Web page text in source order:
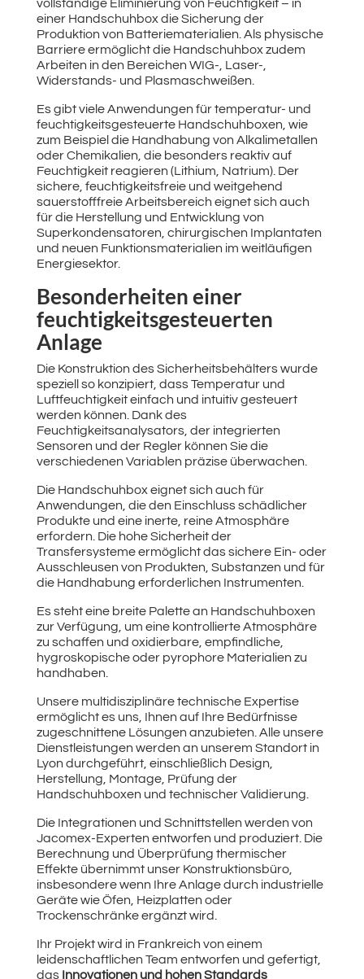
vollständige Eliminierung von Feuchtigkeit – in
einer Handschuhbox die Sicherung der
Produktion von Batteriematerialien. Als physische
Barriere ermöglicht die Handschuhbox zudem
Arbeiten in den Bereichen WIG-, Laser-,
Widerstands- und Plasmaschweißen.
Es gibt viele Anwendungen für temperatur- und
feuchtigkeitsgesteuerte Handschuhboxen, wie
zum Beispiel die Handhabung von Alkalimetallen
oder Chemikalien, die besonders reaktiv auf
Feuchtigkeit reagieren (Lithium, Natrium). Der
sichere, feuchtigkeitsfreie und weitgehend
sauerstofffreie Arbeitsbereich eignet sich auch
für die Herstellung und Entwicklung von
Superkondensatoren, chirurgischen Implantaten
und neuen Funktionsmaterialien im weitläufigen
Energiesektor.
Besonderheiten einer
feuchtigkeitsgesteuerten
Anlage
Die Konstruktion des Sicherheitsbehälters wurde
speziell so konzipiert, dass Temperatur und
Luftfeuchtigkeit einfach und intuitiv gesteuert
werden können. Dank des
Feuchtigkeitsanalysators, der integrierten
Sensoren und der Regler können Sie die
verschiedenen Variablen präzise überwachen.
Die Handschuhbox eignet sich auch für
Anwendungen, die den Einschluss schädlicher
Produkte und eine inerte, reine Atmosphäre
erfordern. Die hohe Sicherheit der
Transfersysteme ermöglicht das sichere Ein- oder
Ausschleusen von Produkten, Substanzen und für
die Handhabung erforderlichen Instrumenten.
Es steht eine breite Palette an Handschuhboxen
zur Verfügung, um eine kontrollierte Atmosphäre
zu schaffen und oxidierbare, empfindliche,
hygroskopische oder pyrophore Materialien zu
handhaben.
Unsere multidisziplinäre technische Expertise
ermöglicht es uns, Ihnen auf Ihre Bedürfnisse
zugeschnittene Lösungen anzubieten. Alle unsere
Dienstleistungen werden an unserem Standort in
Lyon durchgeführt, einschließlich Design,
Herstellung, Montage, Prüfung der
Handschuhboxen und technischer Validierung.
Die Integrationen und Schnittstellen werden von
Jacomex-Experten entworfen und produziert. Die
Berechnung und Überprüfung thermischer
Effekte übernimmt unser Konstruktionsbüro,
insbesondere wenn Ihre Anlage durch industrielle
Geräte wie Öfen, Heizplatten oder
Trockenschränke ergänzt wird.
Ihr Projekt wird in Frankreich von einem
leidenschaftlichen Team entworfen und gefertigt,
das Innovationen und hohen Standards